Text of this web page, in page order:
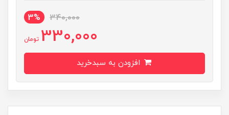
340,000
3%
330,000 تومان